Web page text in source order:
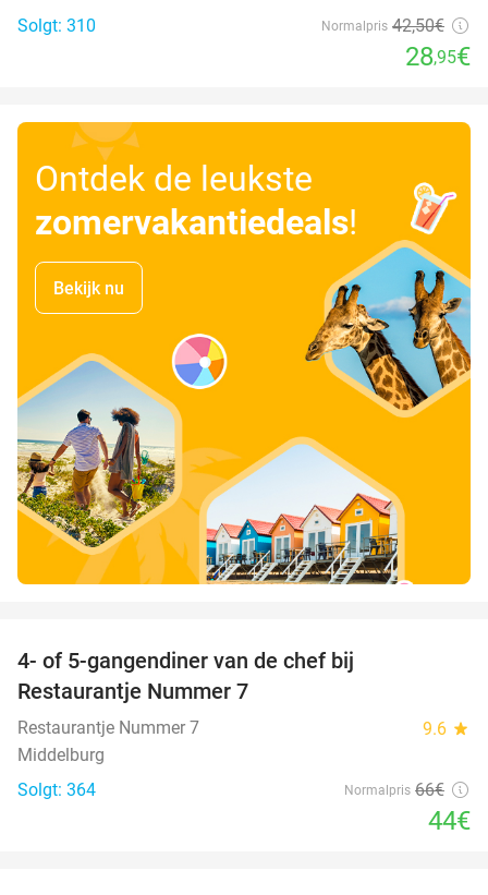
Solgt: 310
Normalpris 42,50€
28,95€
Ontdek de leukste
zomervakantiedeals!
Bekijk nu
4- of 5-gangendiner van de chef bij
Restaurantje Nummer 7
Restaurantje Nummer 7 9.6 star
Middelburg
Solgt: 364
Normalpris 66€
44€